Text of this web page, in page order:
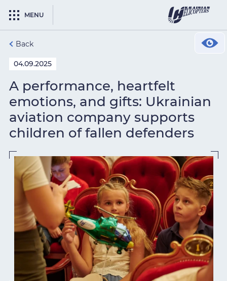
MENU
Back
04.09.2025
A performance, heartfelt
emotions, and gifts: Ukrainian
aviation company supports
children of fallen defenders